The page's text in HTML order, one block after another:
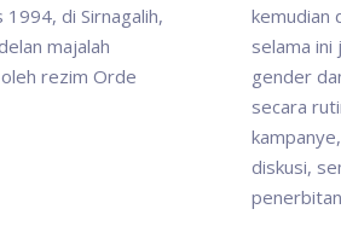
1994, di Sirnagalih,
majalah
rezim Orde
kemudian
selama ini
gender
secara
diskusi,